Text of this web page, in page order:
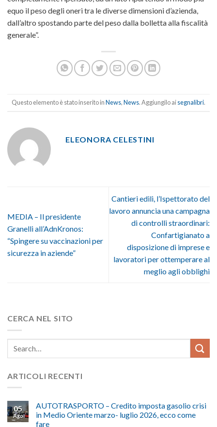
equo il peso degli oneri tra le diverse dimensioni d’azienda,
dall’altro spostando parte del peso dalla bolletta alla fiscalità
generale”.
Questo elemento è stato inserito inNews,News. Aggiungilo aisegnalibri.
ELEONORA CELESTINI
MEDIA – Il presidente
Granelli all’AdnKronos:
“Spingere su vaccinazioni per
sicurezza in aziende”
Cantieri edili, l’Ispettorato del
lavoro annuncia una campagna
di controlli straordinari:
Confartigianato a
disposizione di imprese e
lavoratori per ottemperare al
meglio agli obblighi
CERCA NEL SITO
ARTICOLI RECENTI
05
Ago
AUTOTRASPORTO – Credito imposta gasolio crisi
in Medio Oriente marzo- luglio 2026, ecco come
fare